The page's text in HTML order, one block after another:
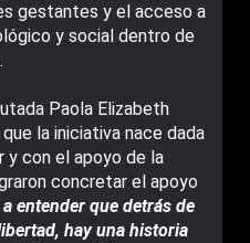
gestantes y el acceso a
y social dentro de
Paola Elizabeth
la iniciativa nace dada
y con el apoyo de la
concretar el apoyo
entender que detrás de
hay una historia